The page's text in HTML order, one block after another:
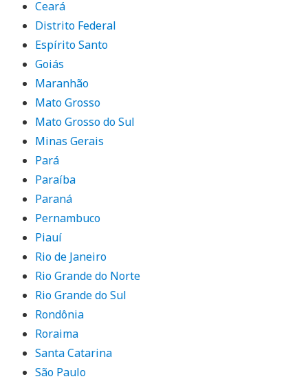
Ceará
Distrito Federal
Espírito Santo
Goiás
Maranhão
Mato Grosso
Mato Grosso do Sul
Minas Gerais
Pará
Paraíba
Paraná
Pernambuco
Piauí
Rio de Janeiro
Rio Grande do Norte
Rio Grande do Sul
Rondônia
Roraima
Santa Catarina
São Paulo